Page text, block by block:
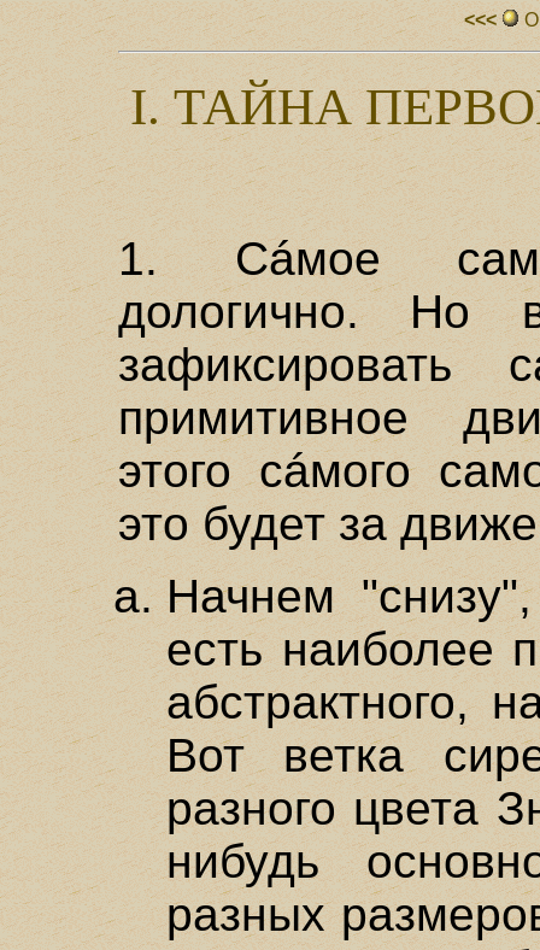
<<<
I. ТАЙНА
1. Сáмое
дологично. Но
зафиксировать
примитивное
этого сáмого
это будет за
Начнем
есть наиболее
абстрактного,
Вот ветка
разного цвета
нибудь
разных